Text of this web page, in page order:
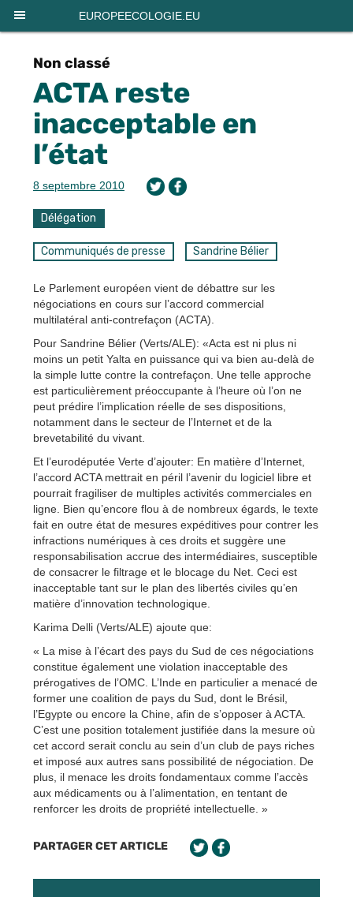
EUROPEECOLOGIE.EU
Non classé
ACTA reste
inacceptable en
l’état
8 septembre 2010
Délégation
Communiqués de presse Sandrine Bélier
Le Parlement européen vient de débattre sur les
négociations en cours sur l’accord commercial
multilatéral anti-contrefaçon (ACTA).
Pour Sandrine Bélier (Verts/ALE): «Acta est ni plus ni
moins un petit Yalta en puissance qui va bien au-delà de
la simple lutte contre la contrefaçon. Une telle approche
est particulièrement préoccupante à l’heure où l’on ne
peut prédire l’implication réelle de ses dispositions,
notamment dans le secteur de l’Internet et de la
brevetabilité du vivant.
Et l’eurodéputée Verte d’ajouter: En matière d’Internet,
l’accord ACTA mettrait en péril l’avenir du logiciel libre et
pourrait fragiliser de multiples activités commerciales en
ligne. Bien qu’encore flou à de nombreux égards, le texte
fait en outre état de mesures expéditives pour contrer les
infractions numériques à ces droits et suggère une
responsabilisation accrue des intermédiaires, susceptible
de consacrer le filtrage et le blocage du Net. Ceci est
inacceptable tant sur le plan des libertés civiles qu’en
matière d’innovation technologique.
Karima Delli (Verts/ALE) ajoute que:
« La mise à l’écart des pays du Sud de ces négociations
constitue également une violation inacceptable des
prérogatives de l’OMC. L’Inde en particulier a menacé de
former une coalition de pays du Sud, dont le Brésil,
l’Egypte ou encore la Chine, afin de s’opposer à ACTA.
C’est une position totalement justifiée dans la mesure où
cet accord serait conclu au sein d’un club de pays riches
et imposé aux autres sans possibilité de négociation. De
plus, il menace les droits fondamentaux comme l’accès
aux médicaments ou à l’alimentation, en tentant de
renforcer les droits de propriété intellectuelle. »
PARTAGER CET ARTICLE